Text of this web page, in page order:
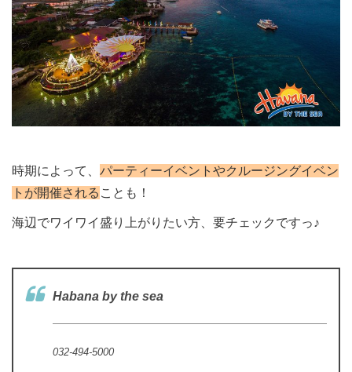
時期によって、 パーティーイベントやクルージングイベン
トが開催される ことも！
海辺でワイワイ盛り上がりたい方、要チェックですっ♪
Habana by the sea
032-494-5000